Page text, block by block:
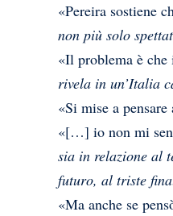
«Pereira sostiene
non più solo
«Il problema è
rivela in un’Italia
«Si mise a
«[…] io non mi
sia in relazione al
futuro, al triste
«Ma anche se